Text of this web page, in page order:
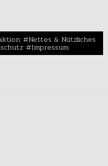
Nettes & Nützliches
Impressum